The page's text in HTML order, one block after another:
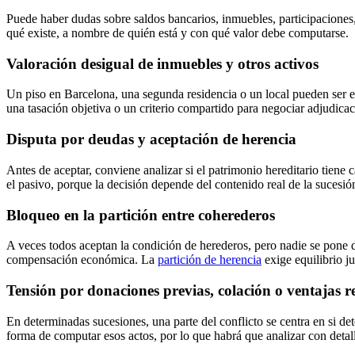
Puede haber dudas sobre saldos bancarios, inmuebles,
qué existe, a nombre de quién está y con qué valor debe computarse.
Valoración desigual de inmuebles y otros activos
Un piso en Barcelona, una segunda residencia o un local pueden
una tasación objetiva o un criterio compartido para negociar
Disputa por deudas y aceptación de herencia
Antes de aceptar, conviene analizar si el patrimonio hereditario tiene
el pasivo, porque la decisión depende del contenido real de la
Bloqueo en la partición entre coherederos
A veces todos aceptan la condición de herederos, pero nadie se
compensación económica. La partición de herencia exige equilibrio
Tensión por donaciones previas, colación o ventajas
En determinadas sucesiones, una parte del conflicto se centra en si
forma de computar esos actos, por lo que habrá que analizar con